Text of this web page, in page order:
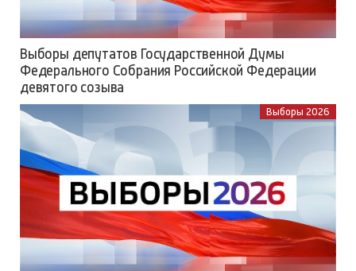
Выборы депутатов Государственной Думы
Федерального Собрания Российской Федерации
девятого созыва
Выборы 2026